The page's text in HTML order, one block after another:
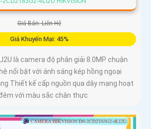
Giá Bán: Liên Hệ
Giá Khuyến Mại: 45%
là camera độ phân giải 8.0MP chuận
nổi bật với ánh sáng kép hồng ngoại
Thiết kế cấp nguồn qua dây mạng hoạt
với màu sắc chân thực